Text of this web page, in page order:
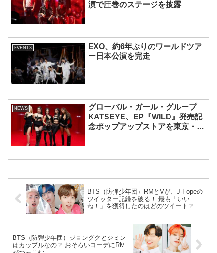
演で圧巻のステージを披露
EVENTS
EXO、約6年ぶりのワールドツア
ー日本公演を完走
NEWS
グローバル・ガール・グループ
KATSEYE、EP『WILD』発売記
念ポップアップストアを東京・原
BTS（防弾少年団）RMとVが、J-Hopeの
ツイッター記録を破る！ 最も「いい
ね！」を獲得したのはどのツイート？
BTS（防弾少年団）ジョングクとジミン
はカップルなの？ おそろいコーデにRM